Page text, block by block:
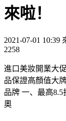
來啦！
2021-07-01 10:39
2258
進口美妝開業大
品保證高顏值大
品牌 一、最高
奧